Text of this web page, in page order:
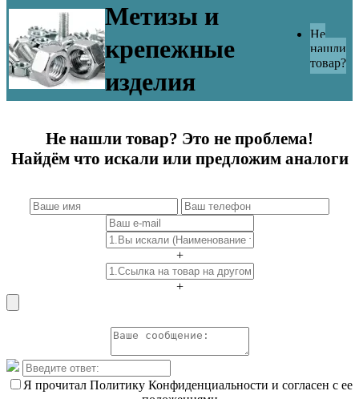
Метизы и
крепежные
изделия
Не
нашли
товар?
Не нашли товар? Это не проблема!
Найдём что искали или предложим аналоги
+
+
Я прочитал Политику Конфиденциальности и согласен с ее